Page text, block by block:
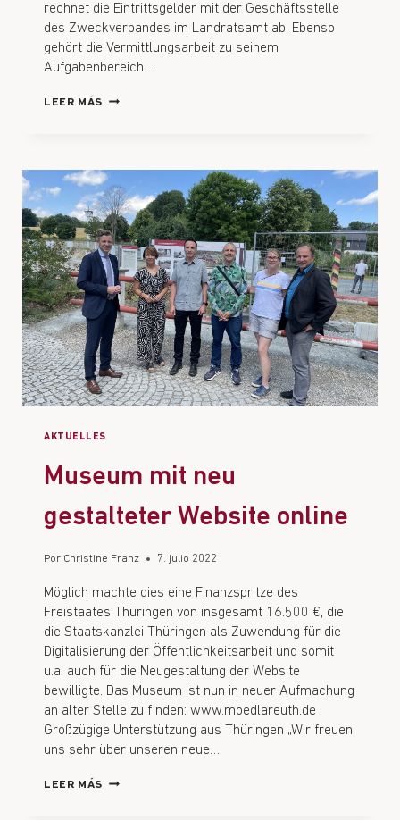
rechnet die Eintrittsgelder mit der Geschäftsstelle
des Zweckverbandes im Landratsamt ab. Ebenso
gehört die Vermittlungsarbeit zu seinem
Aufgabenbereich….
LEER MÁS
AKTUELLES
Museum mit neu
gestalteter Website online
Por Christine Franz 7. julio 2022
Möglich machte dies eine Finanzspritze des
Freistaates Thüringen von insgesamt 16.500 €, die
die Staatskanzlei Thüringen als Zuwendung für die
Digitalisierung der Öffentlichkeitsarbeit und somit
u.a. auch für die Neugestaltung der Website
bewilligte. Das Museum ist nun in neuer Aufmachung
an alter Stelle zu finden: www.moedlareuth.de
Großzügige Unterstützung aus Thüringen „Wir freuen
uns sehr über unseren neue…
LEER MÁS